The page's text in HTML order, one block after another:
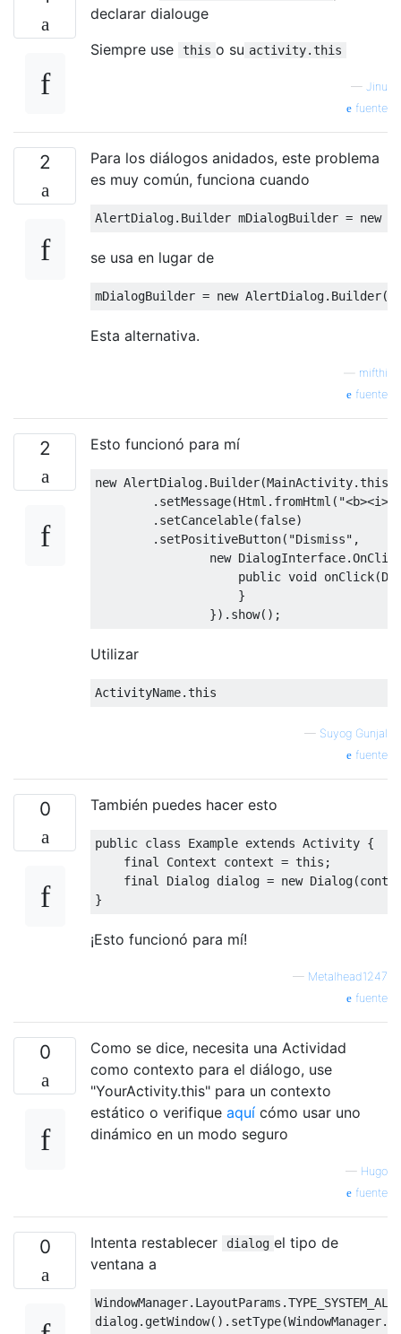
declarar dialouge
Siempre use
this o su activity.this
— Jinu
fuente
2
Para los diálogos anidados, este problema
es muy común, funciona cuando
AlertDialog. Builder mDialogBuilder = new
se usa en lugar de
mDialogBuilder = new AlertDialog. Builder(
Esta alternativa.
mifthi
fuente
2 Esto funcionó para mí
new AlertDialog. Builder(MainActivity.this
. setMessage(Html . fromHtml (
. setCancelable(false)
. setPositiveButton( "Dismiss" ,
new DialogInterface.
public void onClick(
}
}). show();
Utilizar
ActivityName.this
— Suyog Gunjal
fuente
0 También puedes hacer esto
public class Example extends Activity {
final
Context context = this ;
final
Dialog dialog = new Dialog(
}
¡Esto funcionó para mí!
— Metalhead1247
fuente
0
Como se dice, necesita una Actividad
como contexto para el diálogo, use
"YourActivity.this" para un contexto
estático o verifique aquí cómo usar uno
dinámico en un modo seguro
— Hugo
fuente
0 Intenta restablecer dialog el tipo de
ventana a
WindowManager. LayoutParams .
dialog. getWindow(). setType(WindowManager.